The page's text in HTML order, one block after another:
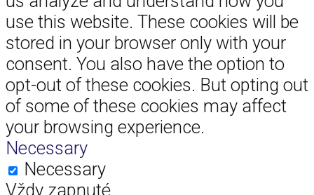
use this website. These cookies will be
stored in your browser only with your
consent. You also have the option to
opt-out of these cookies. But opting out
of some of these cookies may affect
your browsing experience.
Necessary
Necessary
Vždy zapnuté